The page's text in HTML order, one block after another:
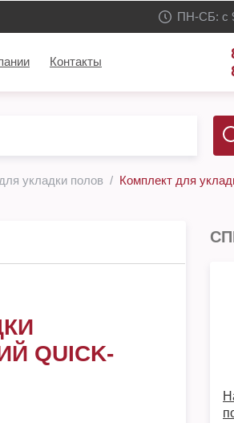
ПН-СБ: с
Контакты
укладки полов
Комплект для
QUICK-